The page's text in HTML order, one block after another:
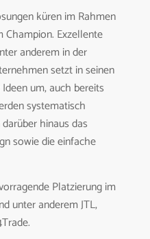
küren im Rahmen
Champion. Exzellente
anderem in der
setzt in seinen
um, auch bereits
systematisch
hinaus das
sowie die einfache
Platzierung im
unter anderem JTL,